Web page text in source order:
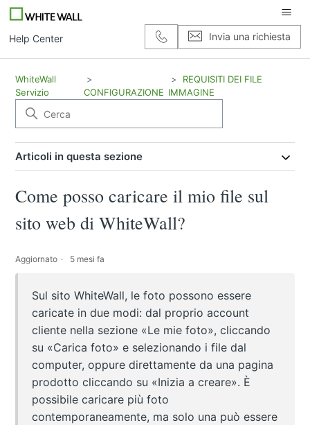
Help Center Invia una richiesta
WhiteWall
Servizio
CONFIGURAZIONE
REQUISITI DEI FILE
IMMAGINE
Articoli in questa sezione
Come posso caricare il mio file sul
sito web di WhiteWall?
Aggiornato 5 mesi fa
Sul sito WhiteWall, le foto possono essere
caricate in due modi: dal proprio account
cliente nella sezione «Le mie foto», cliccando
su «Carica foto» e selezionando i file dal
computer, oppure direttamente da una pagina
prodotto cliccando su «Inizia a creare». È
possibile caricare più foto
contemporaneamente, ma solo una può essere